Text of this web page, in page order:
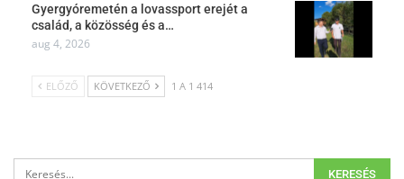
Gyergyóremetén a lovassport erejét a
család, a közösség és a…
aug 4, 2026
ELŐZŐ KÖVETKEZŐ 1 A 1 414